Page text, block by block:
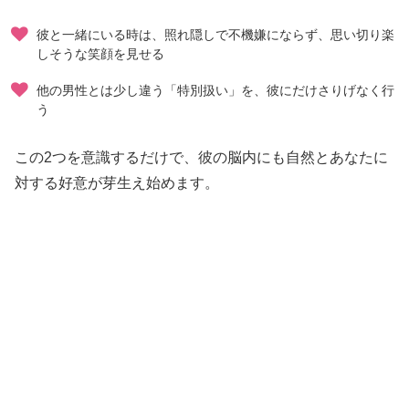
彼と一緒にいる時は、照れ隠しで不機嫌にならず、思い切り楽
しそうな笑顔を見せる
他の男性とは少し違う「特別扱い」を、彼にだけさりげなく行
う
この2つを意識するだけで、彼の脳内にも自然とあなたに
対する好意が芽生え始めます。